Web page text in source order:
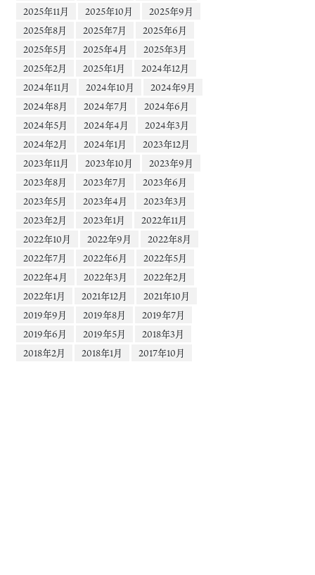
2025年11月
2025年10月
2025年9月
2025年8月
2025年7月
2025年6月
2025年5月
2025年4月
2025年3月
2025年2月
2025年1月
2024年12月
2024年11月
2024年10月
2024年9月
2024年8月
2024年7月
2024年6月
2024年5月
2024年4月
2024年3月
2024年2月
2024年1月
2023年12月
2023年11月
2023年10月
2023年9月
2023年8月
2023年7月
2023年6月
2023年5月
2023年4月
2023年3月
2023年2月
2023年1月
2022年11月
2022年10月
2022年9月
2022年8月
2022年7月
2022年6月
2022年5月
2022年4月
2022年3月
2022年2月
2022年1月
2021年12月
2021年10月
2019年9月
2019年8月
2019年7月
2019年6月
2019年5月
2018年3月
2018年2月
2018年1月 2017年10月